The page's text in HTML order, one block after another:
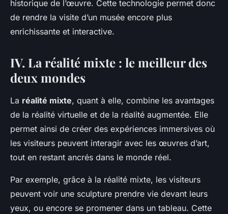
historique de l’œuvre. Cette technologie permet donc
de rendre la visite d’un musée encore plus
enrichissante et interactive.
IV. La réalité mixte : le meilleur des
deux mondes
La réalité mixte, quant à elle, combine les avantages
de la réalité virtuelle et de la réalité augmentée. Elle
permet ainsi de créer des expériences immersives où
les visiteurs peuvent interagir avec les œuvres d’art,
tout en restant ancrés dans le monde réel.
Par exemple, grâce à la réalité mixte, les visiteurs
peuvent voir une sculpture prendre vie devant leurs
yeux, ou encore se promener dans un tableau. Cette